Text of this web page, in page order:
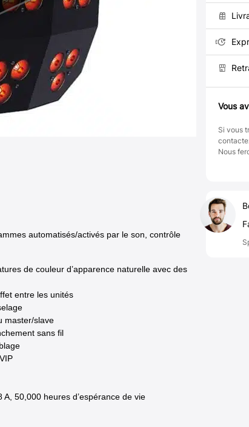
automatisés/activés par le son, contrôle
de couleur d’apparence naturelle avec des
entre les unités
master/slave
sans fil
50,000 heures d’espérance de vie
Vous
Si vous
Nous